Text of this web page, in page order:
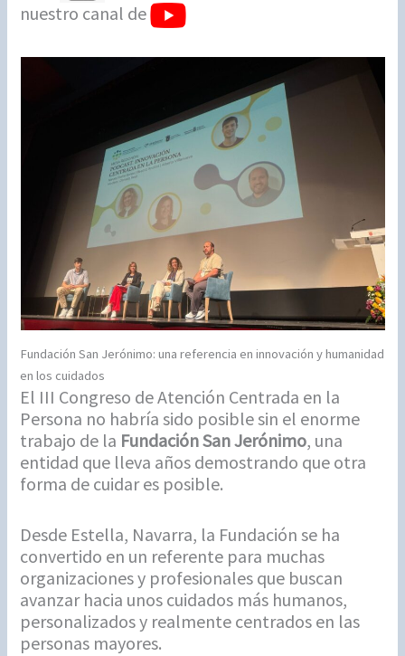
nuestro canal de
Fundación San Jerónimo: una referencia en innovación y humanidad
en los cuidados
El III Congreso de Atención Centrada en la
Persona no habría sido posible sin el enorme
trabajo de la Fundación San Jerónimo, una
entidad que lleva años demostrando que otra
forma de cuidar es posible.
Desde Estella, Navarra, la Fundación se ha
convertido en un referente para muchas
organizaciones y profesionales que buscan
avanzar hacia unos cuidados más humanos,
personalizados y realmente centrados en las
personas mayores.